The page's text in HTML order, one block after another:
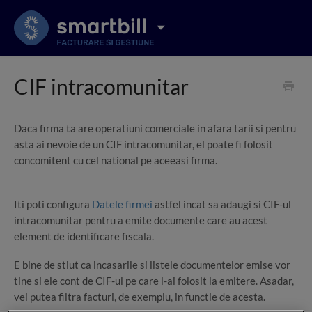
CIF intracomunitar
Daca firma ta are operatiuni comerciale in afara tarii si pentru
asta ai nevoie de un CIF intracomunitar, el poate fi folosit
concomitent cu cel national pe aceeasi firma.
Iti poti configura Datele firmei astfel incat sa adaugi si CIF-ul
intracomunitar pentru a emite documente care au acest
element de identificare fiscala.
E bine de stiut ca incasarile si listele documentelor emise vor
tine si ele cont de CIF-ul pe care l-ai folosit la emitere. Asadar,
vei putea filtra facturi, de exemplu, in functie de acesta.